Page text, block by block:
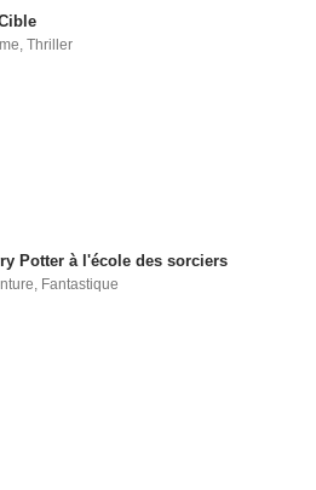
,Thriller
Potter à l'école des sorciers
, Fantastique